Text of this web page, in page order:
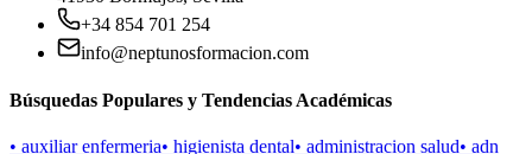
+34 854 701 254
info@neptunosformacion.com
Búsquedas Populares y Tendencias Académicas
• auxiliar enfermeria• higienista dental• administracion salud• adn